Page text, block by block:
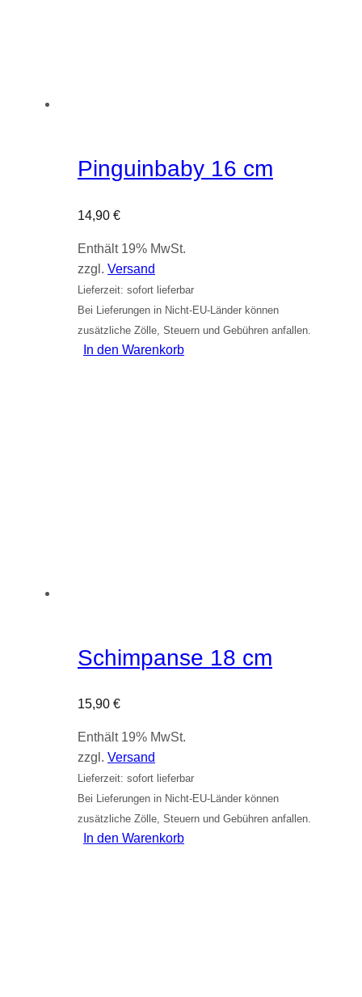
Pinguinbaby 16 cm
14,90 €
Enthält 19% MwSt.
zzgl. Versand
Lieferzeit: sofort lieferbar
Bei Lieferungen in Nicht-EU-Länder können
zusätzliche Zölle, Steuern und Gebühren anfallen.
In den Warenkorb
Schimpanse 18 cm
15,90 €
Enthält 19% MwSt.
zzgl. Versand
Lieferzeit: sofort lieferbar
Bei Lieferungen in Nicht-EU-Länder können
zusätzliche Zölle, Steuern und Gebühren anfallen.
In den Warenkorb